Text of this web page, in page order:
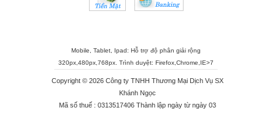
Mobile, Tablet, Ipad: Hỗ trợ độ phân giải rộng
320px,480px,768px. Trình duyệt: Firefox,Chrome,IE>7
Copyright © 2026 Công ty TNHH Thương Mại Dịch Vụ SX
Khánh Ngọc
Mã số thuế : 0313517406 Thành lập ngày từ ngày 03